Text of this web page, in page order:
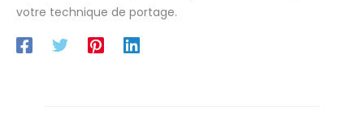
votre technique de portage.